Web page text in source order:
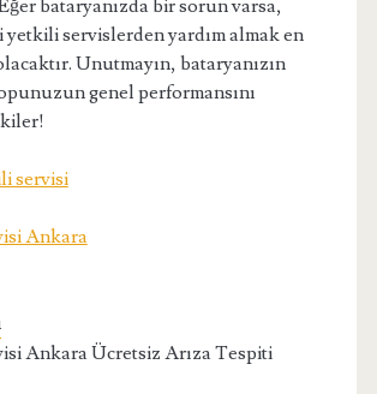
bataryanızda bir sorun varsa,
yetkili servislerden yardım almak en
Unutmayın, bataryanızın
genel performansını
servisi
Ankara
Ankara Ücretsiz Arıza Tespiti